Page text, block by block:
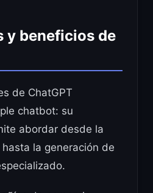
y beneficios de
de ChatGPT
chatbot: su
abordar desde la
la generación de